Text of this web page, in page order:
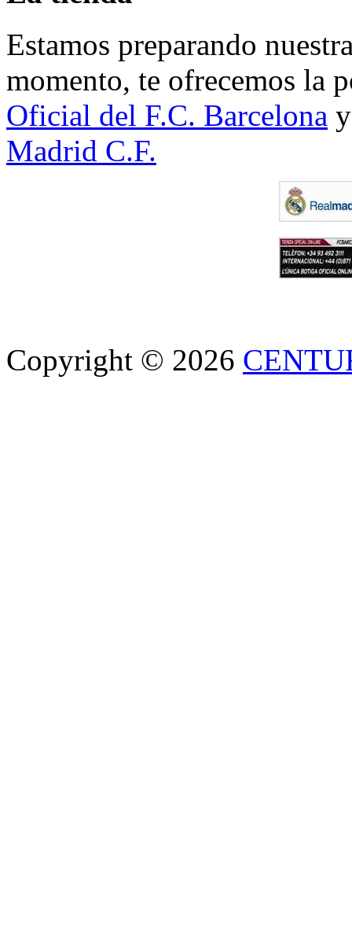
Estamos preparando
momento, te ofrecemos la
Oficial del F.C. Barcelona
Madrid C.F.
Copyright © 2026